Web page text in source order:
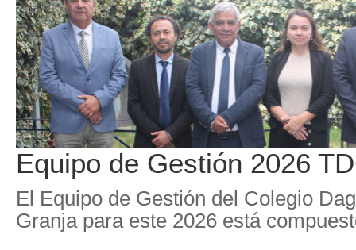
Equipo de Gestión 2026
El Equipo de Gestión del Colegio
Granja para este 2026 está